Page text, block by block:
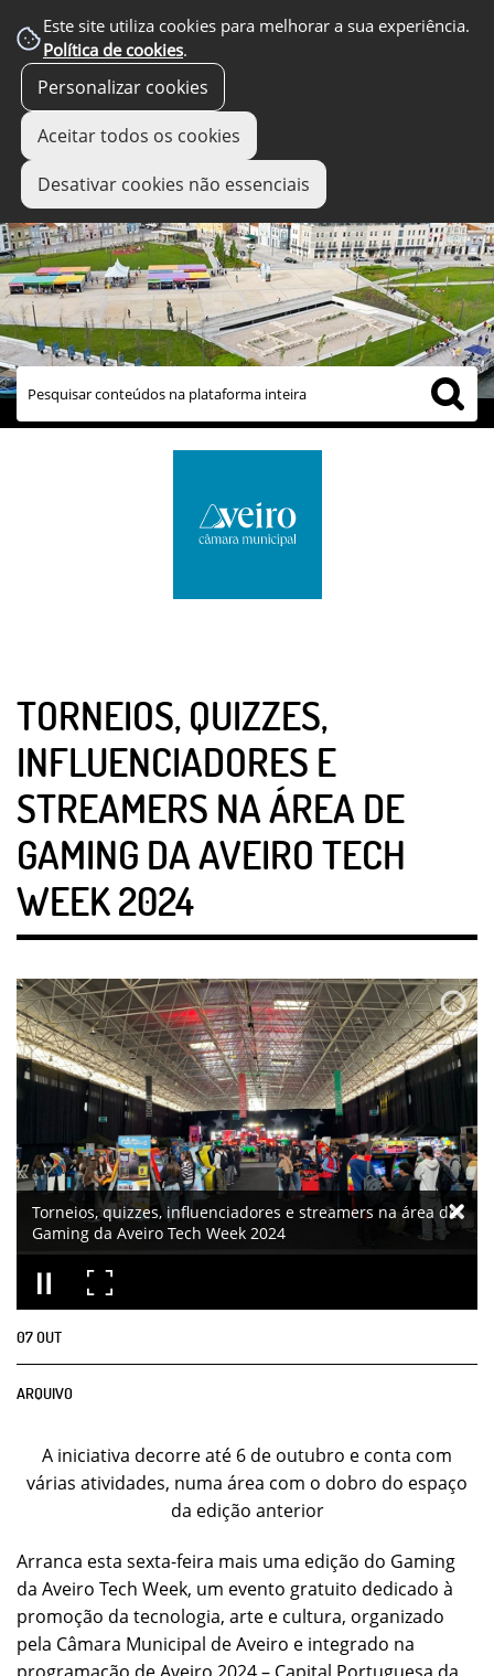
Este site utiliza cookies para melhorar a sua experiência.
Política de cookies.
Personalizar cookies
Aceitar todos os cookies
Desativar cookies não essenciais
links úteis
TORNEIOS, QUIZZES,
INFLUENCIADORES E
STREAMERS NA ÁREA DE
GAMING DA AVEIRO TECH
WEEK 2024
Torneios, quizzes, influenciadores e streamers na área de
Gaming da Aveiro Tech Week 2024
07OUT
ARQUIVO
A iniciativa decorre até 6 de outubro e conta com
várias atividades, numa área com o dobro do espaço
da edição anterior
Arranca esta sexta-feira mais uma edição do Gaming
da Aveiro Tech Week, um evento gratuito dedicado à
promoção da tecnologia, arte e cultura, organizado
pela Câmara Municipal de Aveiro e integrado na